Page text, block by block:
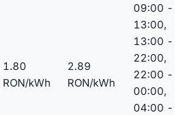
1.80
RON/kWh
2.89
RON/kWh
09:00 -
13:00,
13:00 -
22:00,
22:00 -
00:00,
04:00 -